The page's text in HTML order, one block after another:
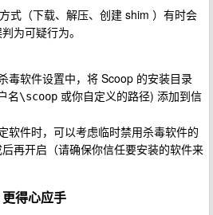
式（下载、解压、创建 shim ）有时会
为可疑行为。
毒软件设置中，将 Scoop 的安装目录
名\scoop 或你自定义的路径) 添加到信
软件时，可以考虑临时禁用杀毒软件的
再开启（请确保你信任要安装的软件来
得心应手